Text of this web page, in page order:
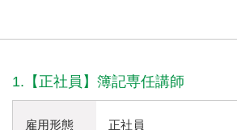
1.【正社員】簿記専任講師
雇用形態 正社員